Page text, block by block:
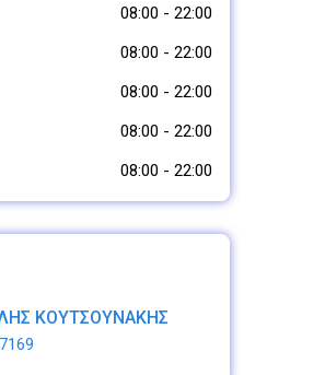
08:00 - 22:00
08:00 - 22:00
08:00 - 22:00
08:00 - 22:00
08:00 - 22:00
ΚΟΥΤΣΟΥΝΑΚΗΣ